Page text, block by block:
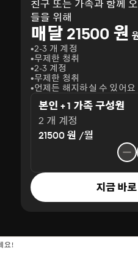
친구 또는 가족과 함께
들을 위해
매달 21500 원
2-3 개 계정
무제한 청취
2-3 계정
무제한 청취
언제든 해지하실 수 있어요
본인 + 1 가족 구성원
2 개 계정
21500 원 /월
지금 바
요!